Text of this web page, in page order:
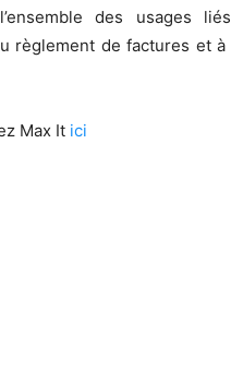
des usages
règlement de factures et à
Max It ici